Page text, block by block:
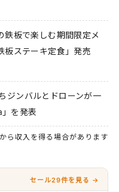
鉄板で楽しむ期間限定メ
板ステーキ定食」発売
ジンバルとドローンが一
を発表
ら収入を得る場合があります
セール29件を見る →